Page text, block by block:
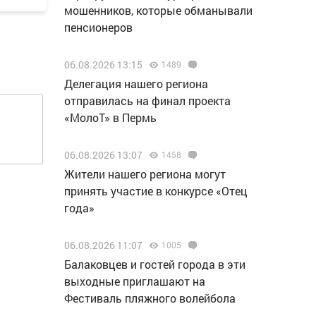
мошенников, которые обманывали
пенсионеров
06.08.2026 13:15 1489
Делегация нашего региона
отправилась на финал проекта
«МолоТ» в Пермь
06.08.2026 13:07 1458
Жители нашего региона могут
принять участие в конкурсе «Отец
года»
06.08.2026 11:07 1005
Балаковцев и гостей города в эти
выходные приглашают на
Фестиваль пляжного волейбола